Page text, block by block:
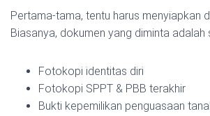
Pertama-tama, tentu harus menyiapkan
Biasanya, dokumen yang diminta adalah
Fotokopi identitas diri
Fotokopi SPPT & PBB terakhir
Bukti kepemilikan penguasaan